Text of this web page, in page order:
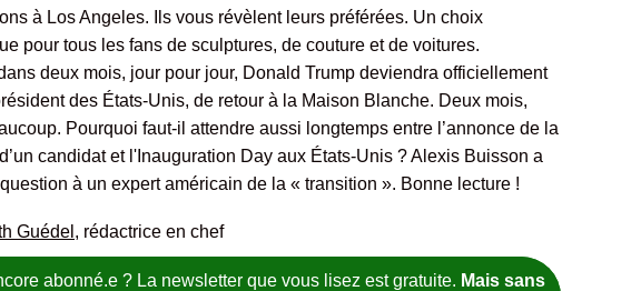
à Los Angeles. Ils vous révèlent leurs préférées. Un choix
pour tous les fans de sculptures, de couture et de voitures.
deux mois, jour pour jour, Donald Trump deviendra officiellement
des États-Unis, de retour à la Maison Blanche. Deux mois,
Pourquoi faut-il attendre aussi longtemps entre l’annonce de la
candidat et l'Inauguration Day aux États-Unis ? Alexis Buisson a
à un expert américain de la « transition ». Bonne lecture !
Guédel , rédactrice en chef
abonné.e ? La newsletter que vous lisez est gratuite. Mais sans